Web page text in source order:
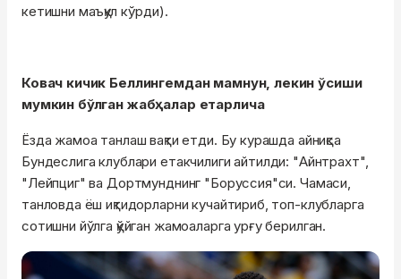
кетишни маъқул кўрди).
Ковач кичик Беллингемдан мамнун, лекин ўсиши
мумкин бўлган жабҳалар етарлича
Ёзда жамоа танлаш вақти етди. Бу курашда айниқса
Бундеслига клублари етакчилиги айтилди: "Айнтрахт",
"Лейпциг" ва Дортмунднинг "Боруссия"си. Чамаси,
танловда ёш иқтидорларни кучайтириб, топ-клубларга
сотишни йўлга қўйган жамоаларга урғу берилган.